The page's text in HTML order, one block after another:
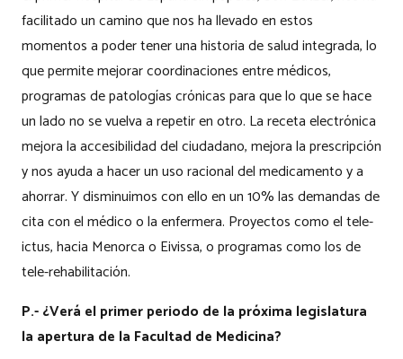
facilitado un camino que nos ha llevado en estos
momentos a poder tener una historia de salud integrada, lo
que permite mejorar coordinaciones entre médicos,
programas de patologías crónicas para que lo que se hace
un lado no se vuelva a repetir en otro. La receta electrónica
mejora la accesibilidad del ciudadano, mejora la prescripción
y nos ayuda a hacer un uso racional del medicamento y a
ahorrar. Y disminuimos con ello en un 10% las demandas de
cita con el médico o la enfermera. Proyectos como el tele-
ictus, hacia Menorca o Eivissa, o programas como los de
tele-rehabilitación.
P.- ¿Verá el primer periodo de la próxima legislatura
la apertura de la Facultad de Medicina?